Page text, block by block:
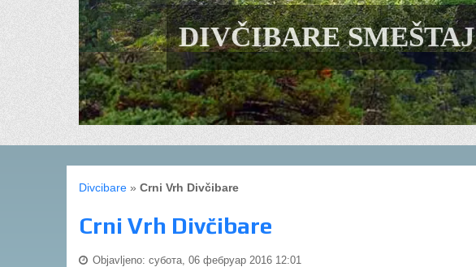
DIVČIBARE SMEŠTAJ
Divcibare » Crni Vrh Divčibare
Crni Vrh Divčibare
Objavljeno: субота, 06 фебруар 2016 12:01